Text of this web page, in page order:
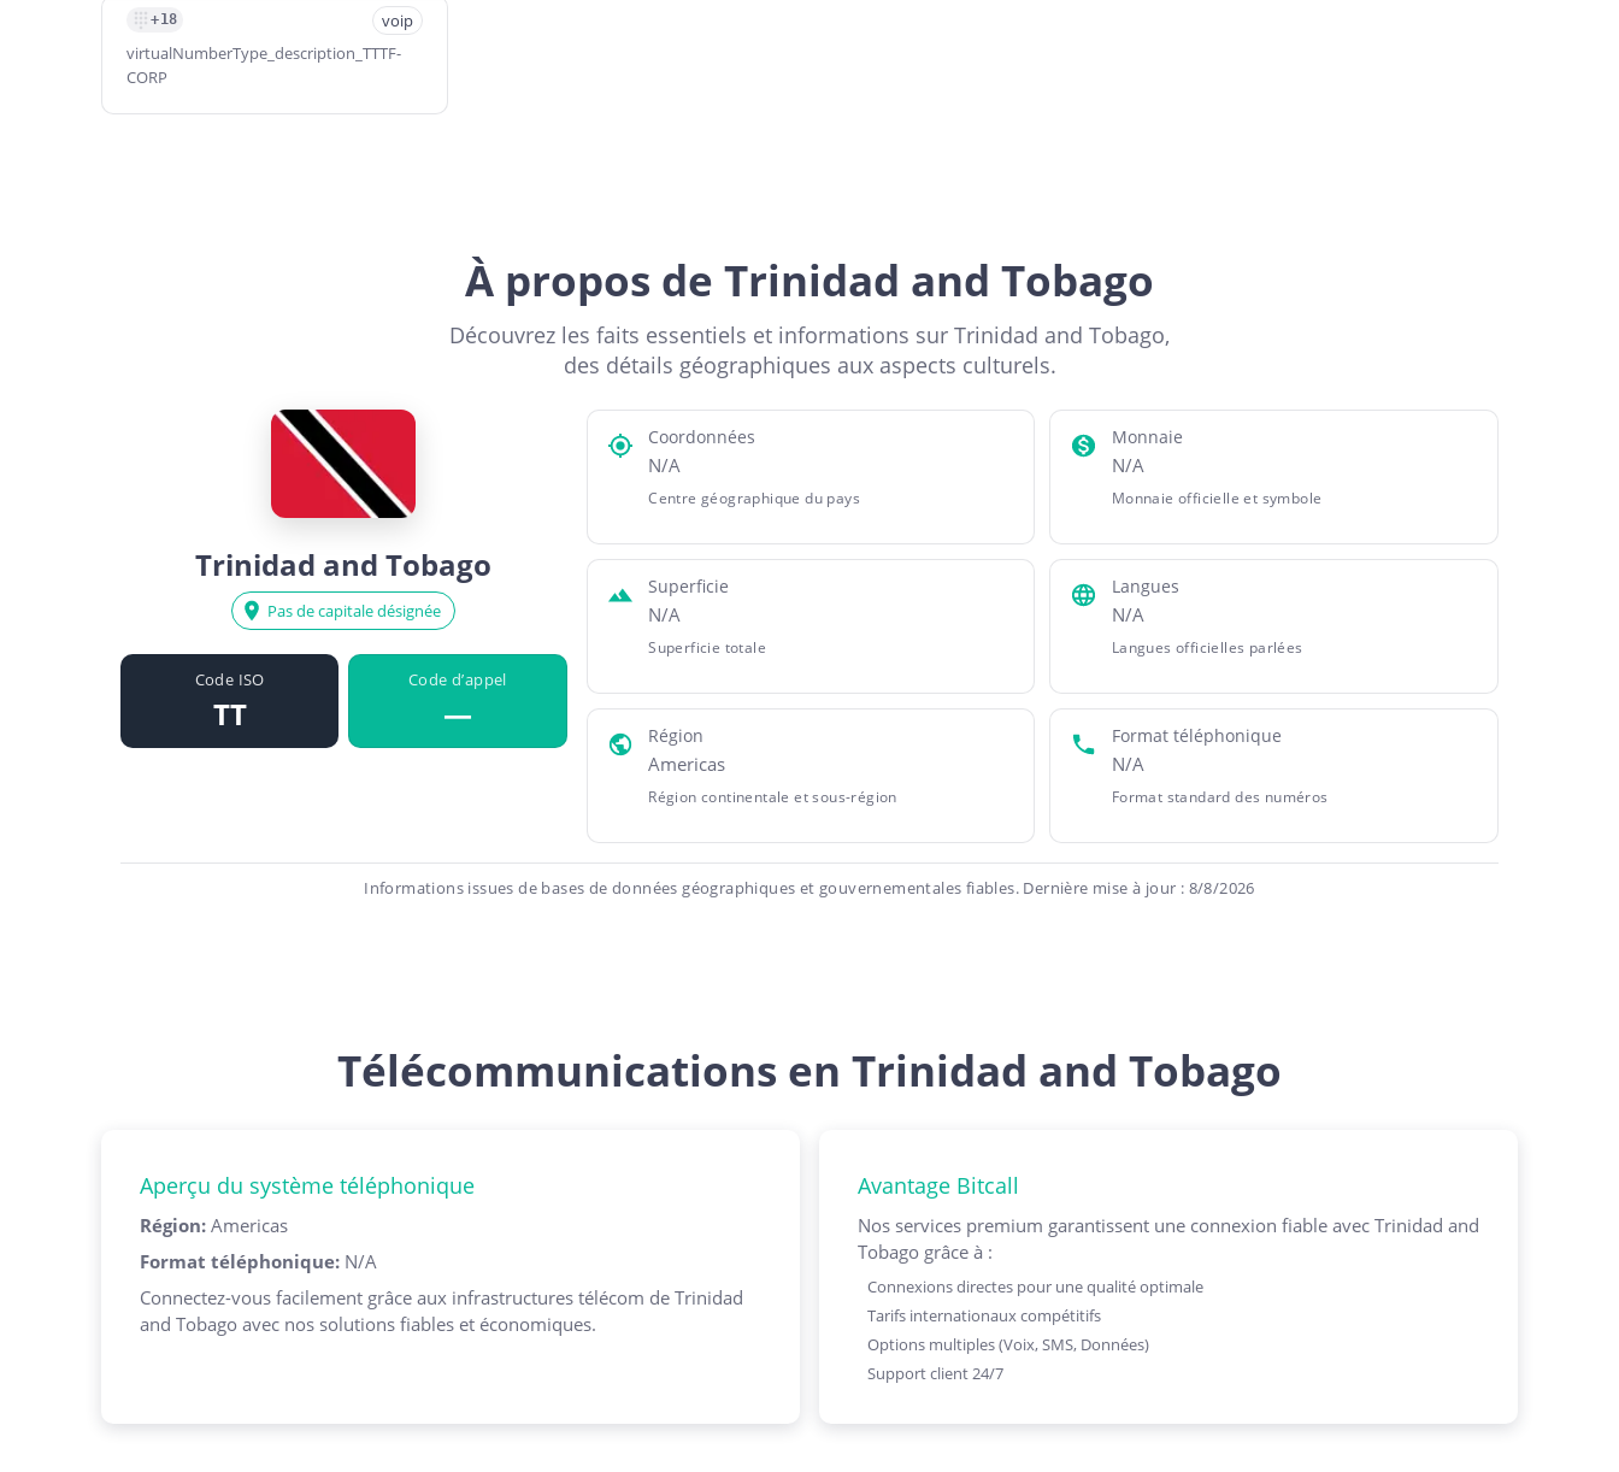
+18
voip
virtualNumberType_description_TTTF-
CORP
À propos de Trinidad and Tobago
Découvrez les faits essentiels et informations sur Trinidad and Tobago,
des détails géographiques aux aspects culturels.
Trinidad and Tobago
Pas de capitale désignée
Code ISO
TT
Code d’appel
—
Coordonnées
N/A
Centre géographique du pays
Monnaie
N/A
Monnaie officielle et symbole
Superficie
N/A
Superficie totale
Langues
N/A
Langues officielles parlées
Région
Americas
Région continentale et sous-région
Format téléphonique
N/A
Format standard des numéros
Informations issues de bases de données géographiques et gouvernementales fiables. Dernière mise à jour : 8/8/2026
Télécommunications en Trinidad and Tobago
Aperçu du système téléphonique
Région: Americas
Format téléphonique: N/A
Connectez-vous facilement grâce aux infrastructures télécom de Trinidad
and Tobago avec nos solutions fiables et économiques.
Avantage Bitcall
Nos services premium garantissent une connexion fiable avec Trinidad and
Tobago grâce à :
Connexions directes pour une qualité optimale
Tarifs internationaux compétitifs
Options multiples (Voix, SMS, Données)
Support client 24/7